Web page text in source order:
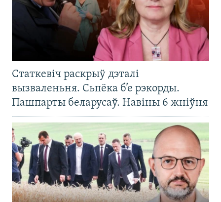
Статкевіч раскрыў дэталі
вызваленьня. Сьпёка б’е рэкорды.
Пашпарты беларусаў. Навіны 6 жніўня